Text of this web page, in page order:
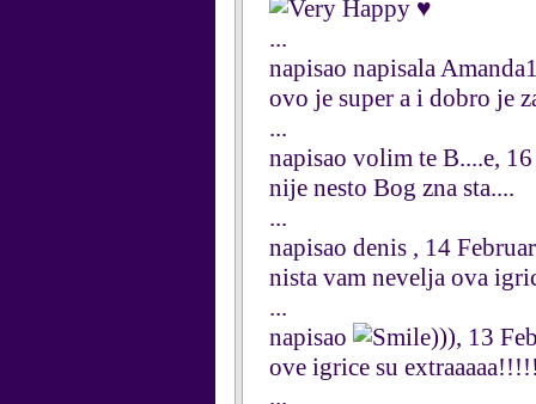
♥
...
napisao napisala
ovo je super a i dobro je
...
napisao volim te B....e,
nije nesto Bog zna sta....
...
napisao denis , 14
nista vam nevelja ova
...
napisao
))), 13
ove igrice su
...